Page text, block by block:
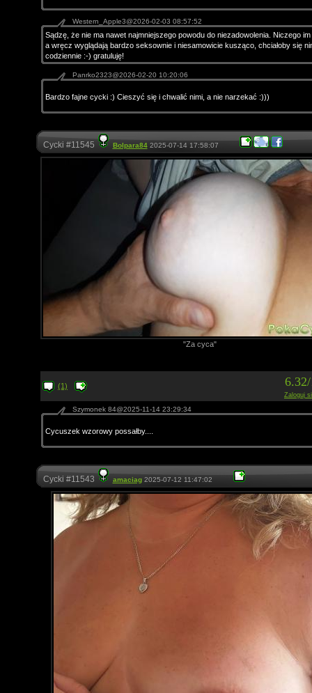
Western_Apple3@2026-02-03 08:57:52
Sądzę, że nie ma nawet najmniejszego powodu do niezadowolenia. Niczego
a wręcz wyglądają bardzo seksownie i niesamowicie kusząco, chciałoby się
codziennie :-) gratuluję!
Panrko2323@2026-02-20 10:20:06
Bardzo fajne cycki :) Cieszyć się i chwalić nimi, a nie narzekać :)))
Cycki #11545 Bolpara842025-07-14 17:58:07
"Za cyca"
(1)
Zaloguj
Szymonek 84@2025-11-14 23:29:34
Cycuszek wzorowy possałby....
Cycki #11543 amaciag2025-07-12 11:47:02